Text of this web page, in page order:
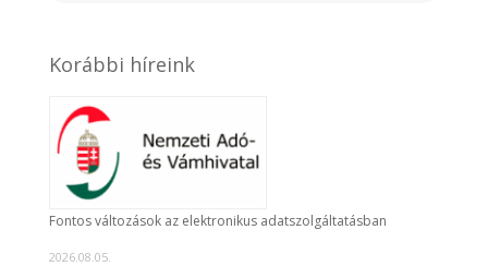
Korábbi híreink
Fontos változások az elektronikus adatszolgáltatásban
2026.08.05.